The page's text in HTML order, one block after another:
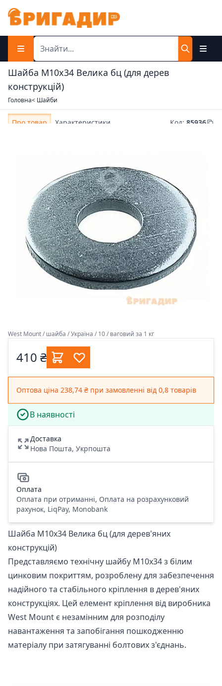
Шайба М10x34 Велика бц (для дерев
конструкцій)
Головна< Шайби
Про товар Характеристики Код: 85936
West Mount / шайба / Україна / 10 / ваговий за 1 кг
410 ₴
Оптова ціна 238,74 ₴ при замовленні від 0,8 товарів
В наявності
Доставка
Нова Пошта, Укрпошта
Оплата
Оплата при отриманні, Оплата на розрахунковий
рахунок, LiqPay, Monobank
Шайба М10x34 Велика бц (для дерев'яних
конструкцій)
Представляємо технічну шайбу М10x34 з білим
цинковим покриттям, розроблену для забезпечення
надійного та стабільного кріплення в дерев'яних
конструкціях. Цей елемент кріплення від виробника
West Mount є незамінним для розподілу
навантаження та запобігання пошкодженню
матеріалу при затягуванні болтових з'єднань.